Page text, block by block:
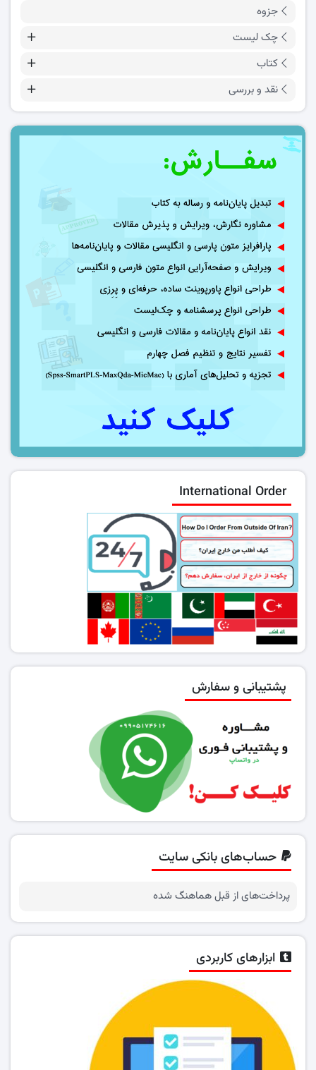
جزوه
چک لیست
کتاب
نقد و بررسی
International Order
پشتیبانی و سفارش
حساب‌های بانکی سایت
پرداخت‌های از قبل هماهنگ شده
ابزارهای کاربردی